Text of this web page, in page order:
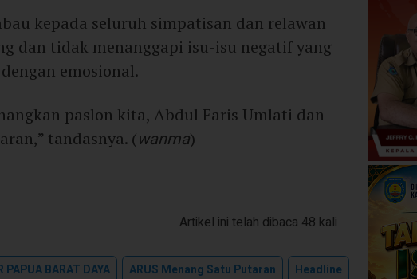
kepada seluruh simpatisan dan relawan
dan tidak menanggapi isu-isu negatif yang
emosional.
paslon kita, Abdul Faris Umlati dan
tandasnya. (wanma)
Artikel ini telah dibaca 48 kali
PAPUA BARAT DAYA ARUS Menang Satu Putaran
Headline